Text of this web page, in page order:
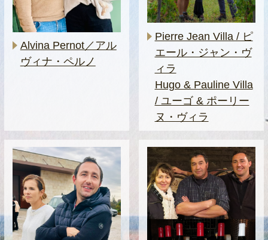
Alvina Pernot／アル
ヴィナ・ペルノ
Pierre Jean Villa / ピ
エール・ジャン・ヴ
ィラ
Hugo & Pauline Villa
/ ユーゴ & ポーリー
ヌ・ヴィラ